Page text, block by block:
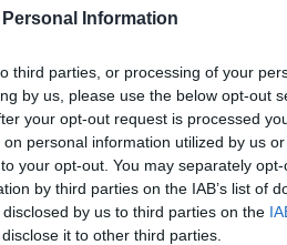
Information
third parties, or processing of your
by us, please use the below opt-out
your opt-out request is processed
personal information utilized by us
your opt-out. You may separately
by third parties on the IAB’s list of
by us to third parties on the
it to other third parties.
unit
present, Validated and stored in non volatile
unit
present, Validated and stored in non volatile
unit
present, Validated and stored in non volatile